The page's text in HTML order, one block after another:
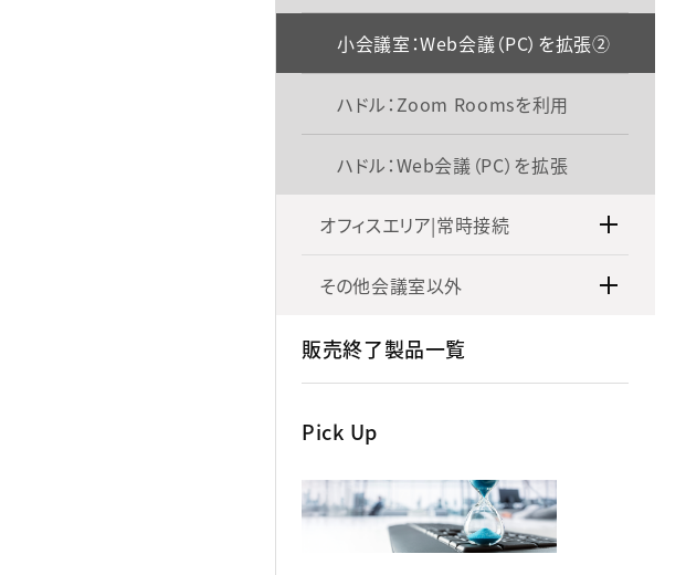
小会議室：Web会議（PC）を拡張②
ハドル：Zoom Roomsを利用
ハドル：Web会議（PC）を拡張
オフィスエリア|常時接続
その他会議室以外
販売終了製品一覧
Pick Up